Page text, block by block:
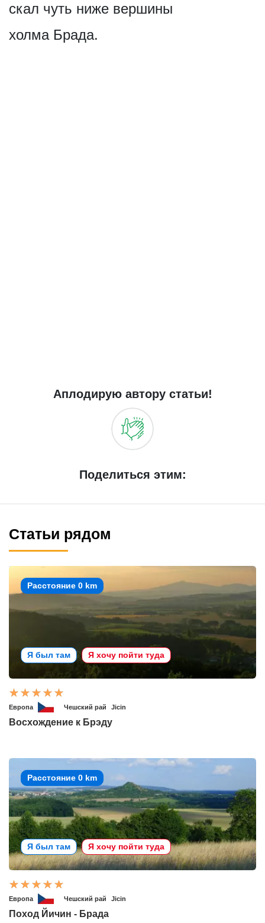
скал чуть ниже вершины
холма Брада.
Аплодирую автору статьи!
Поделиться этим:
Статьи рядом
Расстояние 0 km
Я был там Я хочу пойти туда
Европа Чешский рай Jicin
Восхождение к Брэду
Расстояние 0 km
Я был там Я хочу пойти туда
Европа Чешский рай Jicin
Поход Йичин - Брада